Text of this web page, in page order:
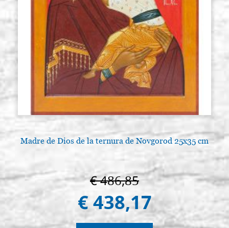
Madre de Dios de la ternura de Novgorod 25x35 cm
€ 486,85
€ 438,17